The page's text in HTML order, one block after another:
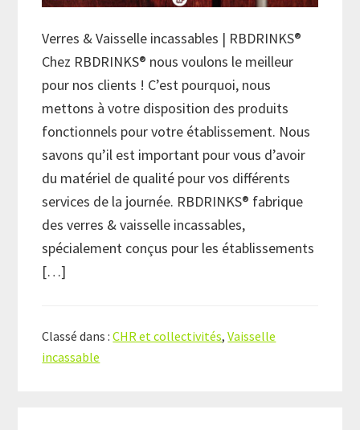
Verres & Vaisselle incassables | RBDRINKS®
Chez RBDRINKS® nous voulons le meilleur
pour nos clients ! C’est pourquoi, nous
mettons à votre disposition des produits
fonctionnels pour votre établissement. Nous
savons qu’il est important pour vous d’avoir
du matériel de qualité pour vos différents
services de la journée. RBDRINKS® fabrique
des verres & vaisselle incassables,
spécialement conçus pour les établissements
[…]
Classé dans :CHR et collectivités,Vaisselle
incassable